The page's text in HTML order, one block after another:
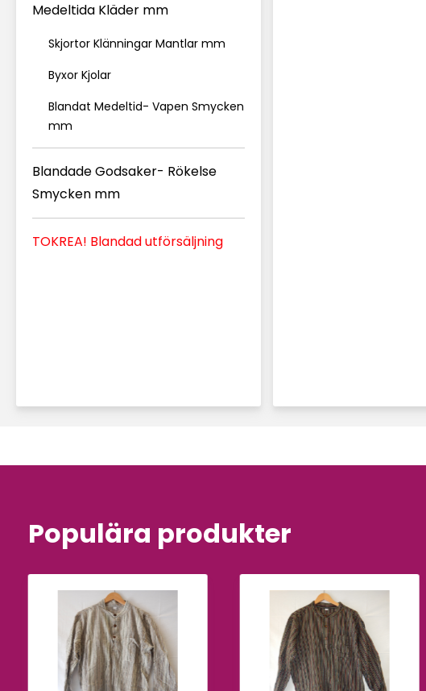
Medeltida Kläder mm
Skjortor Klänningar Mantlar mm
Byxor Kjolar
Blandat Medeltid- Vapen Smycken
mm
Blandade Godsaker- Rökelse
Smycken mm
TOKREA! Blandad utförsäljning
Populära produkter